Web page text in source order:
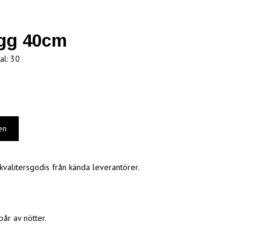
40cm
30
från kända leverantörer.
av nötter.